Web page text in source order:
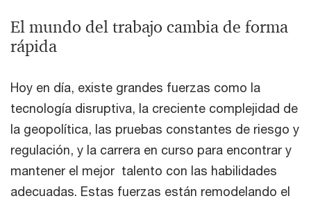
El mundo del trabajo cambia de forma
rápida
Hoy en día, existe grandes fuerzas como la
tecnología disruptiva, la creciente complejidad de
la geopolítica, las pruebas constantes de riesgo y
regulación, y la carrera en curso para encontrar y
mantener el mejor talento con las habilidades
adecuadas. Estas fuerzas están remodelando el